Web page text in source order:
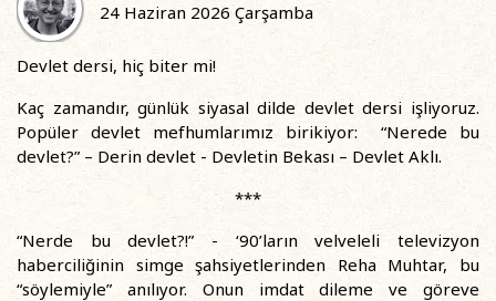
24 Haziran 2026 Çarşamba
Devlet dersi, hiç biter mi!
Kaç zamandır, günlük siyasal dilde devlet dersi işliyoruz.
Popüler devlet mefhumlarımız birikiyor: “Nerede bu
devlet?” – Derin devlet - Devletin Bekası – Devlet Aklı.
***
“Nerde bu devlet?!” - ‘90’ların velveleli televizyon
haberciliğinin simge şahsiyetlerinden Reha Muhtar, bu
“söylemiyle” anılıyor. Onun imdat dileme ve göreve